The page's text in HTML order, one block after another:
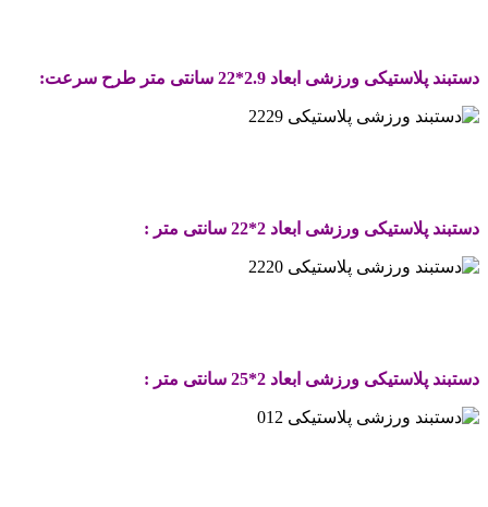
دستبند پلاستیکی ورزشی ابعاد 2.9*22 سانتی متر طرح سرعت:
دستبند پلاستیکی ورزشی ابعاد 2*22 سانتی متر :
دستبند پلاستیکی ورزشی ابعاد 2*25 سانتی متر :